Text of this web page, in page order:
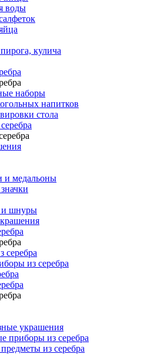
воды
кулича
наборы
напитков
стола
и медальоны
и шнуры
серебра
из серебра
украшения
приборы из серебра
из серебра